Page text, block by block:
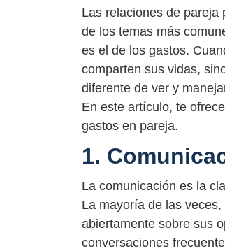
Las relaciones de pareja
de los temas más
es el de los gastos.
comparten sus vidas,
diferente de ver y
En este artículo, te
gastos en pareja.
1.
La comunicación es la
La mayoría de las
abiertamente sobre sus
conversaciones